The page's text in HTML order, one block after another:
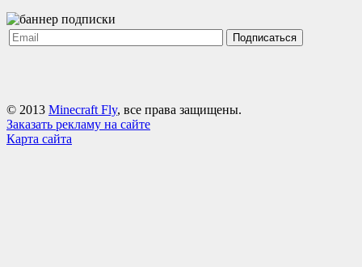
Подписаться
© 2013 Minecraft Fly, все права защищены.
Заказать рекламу на сайте
Карта сайта